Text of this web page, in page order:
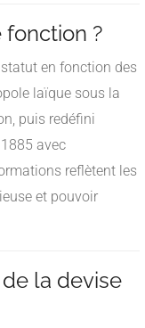
?
en fonction des
laïque sous la
puis redéfini
avec
reflètent les
et pouvoir
la devise